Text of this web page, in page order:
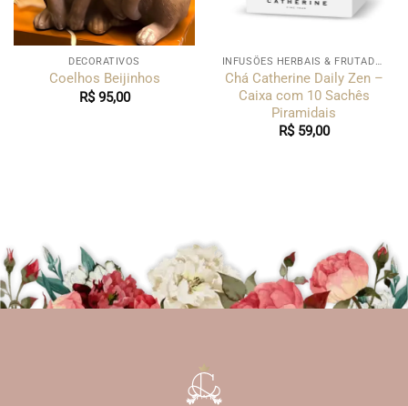
DECORATIVOS
Coelhos Beijinhos
R$95,00
INFUSÕES HERBAIS & FRUTADAS
Chá Catherine Daily Zen –
Caixa com 10 Sachês
Piramidais
R$59,00